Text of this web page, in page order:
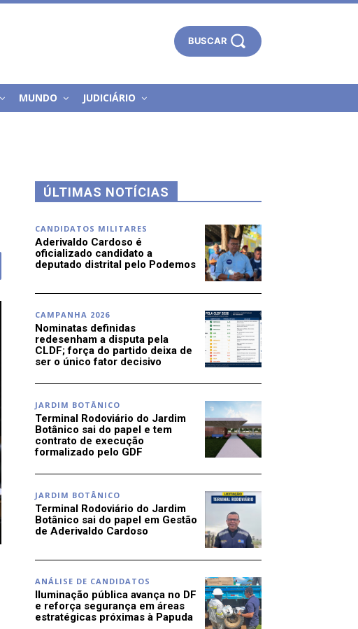
BUSCAR
MUNDO JUDICIÁRIO
ÚLTIMAS NOTÍCIAS
CANDIDATOS MILITARES
Aderivaldo Cardoso é
oficializado candidato a
deputado distrital pelo Podemos
CAMPANHA 2026
Nominatas definidas
redesenham a disputa pela
CLDF; força do partido deixa de
ser o único fator decisivo
JARDIM BOTÂNICO
Terminal Rodoviário do Jardim
Botânico sai do papel e tem
contrato de execução
formalizado pelo GDF
JARDIM BOTÂNICO
Terminal Rodoviário do Jardim
Botânico sai do papel em Gestão
de Aderivaldo Cardoso
ANÁLISE DE CANDIDATOS
Iluminação pública avança no DF
e reforça segurança em áreas
estratégicas próximas à Papuda